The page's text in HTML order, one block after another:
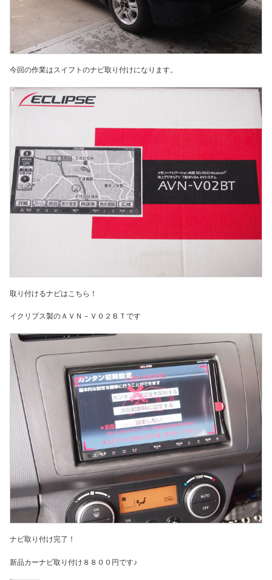
今回の作業はスイフトのナビ取り付けになります。
取り付けるナビはこちら！
イクリプス製のＡＶＮ－Ｖ０２ＢＴです
ナビ取り付け完了！
新品カーナビ取り付け８８００円です♪